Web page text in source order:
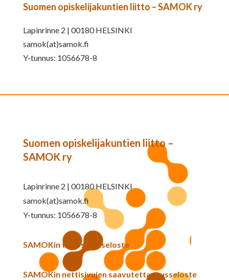
Suomen opiskelijakuntien liitto – SAMOK ry
Lapinrinne 2 | 00180 HELSINKI
samok(at)samok.fi
Y-tunnus: 1056678-8
Suomen opiskelijakuntien liitto –
SAMOK ry
Lapinrinne 2 | 00180 HELSINKI
samok(at)samok.fi
Y-tunnus: 1056678-8
SAMOKin tietosuojaseloste
SAMOKin nettisivujen saavutettavuusseloste